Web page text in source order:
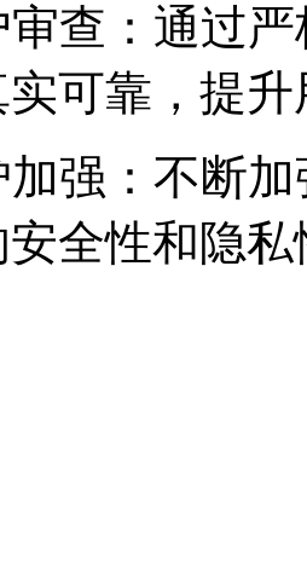
审查：通过
实可靠，提
加强：不断
全性和隐私